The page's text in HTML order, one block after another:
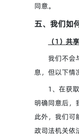
同意。
五、我们如
（1）共享
我们不会
息，但以下情
1、在获
明确同意后，
此外，我们可
政司法机关依